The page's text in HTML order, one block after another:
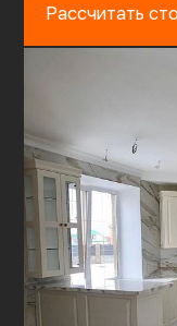
Рассчитать